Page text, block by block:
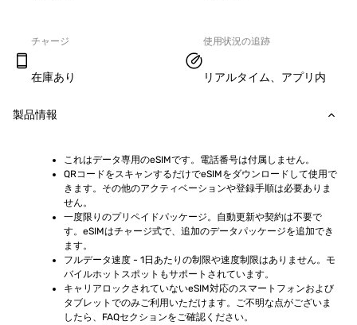
チャージ
在庫あり
使用状況の追跡
リアルタイム、アプリ内
製品情報
これはデータ専用のeSIMです。電話番号は付属しません。
QRコードをスキャンするだけでeSIMをダウンロードして使用で
きます。その他のアクティベーションや登録手順は必要ありま
せん。
一度限りのプリペイドパッケージ。自動更新や契約は不要で
す。eSIMはチャージ式で、追加のデータパッケージを追加でき
ます。
フルデータ速度 - 1日あたりの制限や速度制限はありません。モ
バイルホットスポットもサポートされています。
キャリアロックされていないeSIM対応のスマートフォンおよび
タブレットでのみご利用いただけます。ご不明な点がございま
したら、FAQセクションをご確認ください。